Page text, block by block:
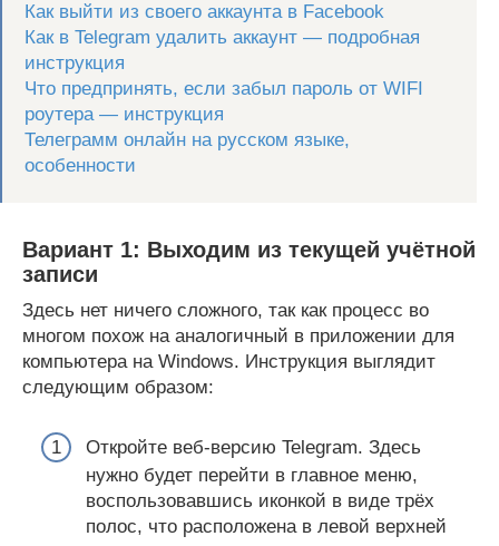
Как выйти из своего аккаунта в Facebook
Как в Telegram удалить аккаунт — подробная
инструкция
Что предпринять, если забыл пароль от WIFI
роутера — инструкция
Телеграмм онлайн на русском языке,
особенности
Вариант 1: Выходим из текущей учётной
записи
Здесь нет ничего сложного, так как процесс во
многом похож на аналогичный в приложении для
компьютера на Windows. Инструкция выглядит
следующим образом:
Откройте веб-версию Telegram. Здесь
нужно будет перейти в главное меню,
воспользовавшись иконкой в виде трёх
полос, что расположена в левой верхней